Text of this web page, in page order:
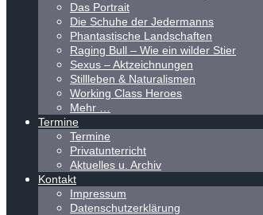
Das Portrait
Die Schuhe der Jedermanns
Phantastische Landschaften
Raging Bull – Wie ein wilder Stier
Sexus – Aktzeichnungen
Stillleben & Naturalismen
Working Class Heroes
Mehr …
Termine
Termine
Privatunterricht
Aktuelles u. Archiv
Kontakt
Impressum
Datenschutzerklärung